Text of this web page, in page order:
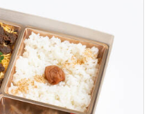
ので満足できます。うな
ることができる使い勝手
07